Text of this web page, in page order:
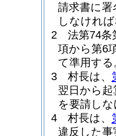
請求書に署
しなけれ
2
法第74条
項から第6
て準用する
3
村長は、
翌日から
を要請し
4
村長は、
違反した